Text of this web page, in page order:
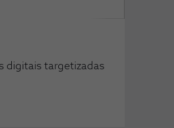
digitais targetizadas